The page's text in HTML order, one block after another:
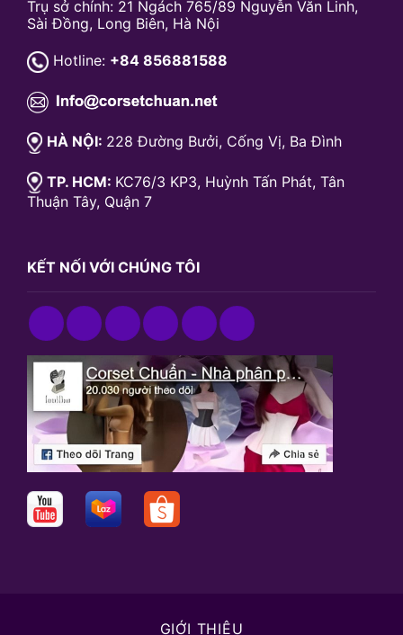
Trụ sở chính: 21 Ngách 765/89 Nguyễn Văn Linh,
Sài Đồng, Long Biên, Hà Nội
Hotline: +84 856881588
HÀ NỘI: 228 Đường Bưởi, Cống Vị, Ba Đình
TP. HCM: KC76/3 KP3, Huỳnh Tấn Phát, Tân
Thuận Tây, Quận 7
KẾT NỐI VỚI CHÚNG TÔI
GIỚI THIỆU